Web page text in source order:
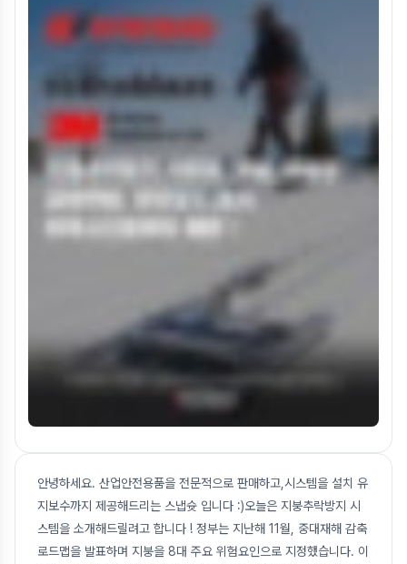
안녕하세요. 산업안전용품을 전문적으로 판매하고,시스템을 설치 유
지보수까지 제공해드리는 스냅슛 입니다 :)오늘은 지붕추락방지 시
스템을 소개해드릴려고 합니다 ! 정부는 지난해 11월, 중대재해 감축
로드맵을 발표하며 지붕을 8대 주요 위험요인으로 지정했습니다. 이